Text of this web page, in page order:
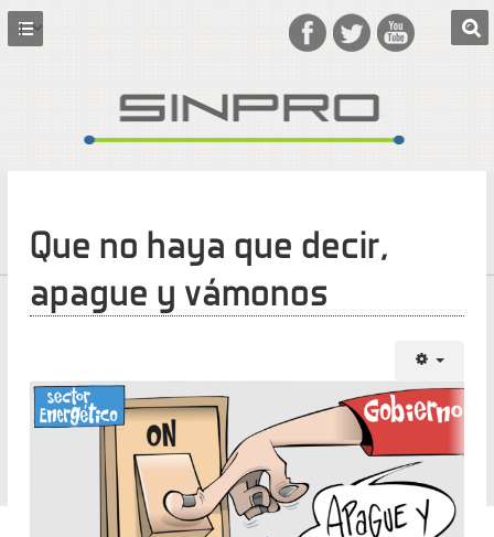
Que no haya que decir,
apague y vámonos